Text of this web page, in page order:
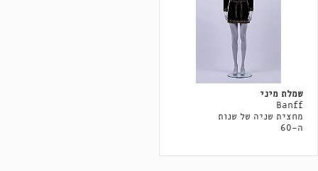
שמלת מיני
Banff
מחצית שניה של שנות
ה-60